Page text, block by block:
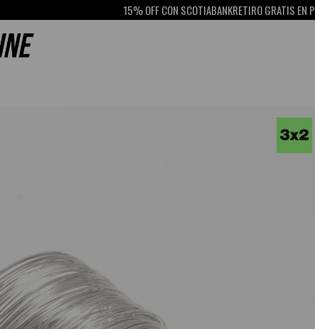
15% OFF CON SCOTIABANKRETIRO GRATIS EN PICK UP